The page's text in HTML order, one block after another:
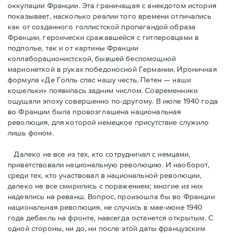
оккупации Франции. Эта граничащая с анекдотом история
показывает, насколько реалии того времени отличались
как от созданного голлистской пропагандой образа
Франции, героически сражавшейся с гитлеровцами в
подполье, так и от картины Франции
коллаборационистской, бывшей беспомощной
марионеткой в руках победоносной Германии. Ироничная
формула «Де Голль спас нашу честь, Петен — наши
кошельки» появилась задним числом. Современники
ощущали эпоху совершенно по-другому. В июле 1940 года
во Франции была провозглашена национальная
революция, для которой немецкое присутствие служило
лишь фоном.
Далеко не все из тех, кто сотрудничал с немцами,
приветствовали национальную революцию. И наоборот,
среди тех, кто участвовал в национальной революции,
далеко не все смирились с поражением; многие из них
надеялись на реванш. Вопрос, произошла бы во Франции
национальная революция, не случись в мае-июне 1940
года дебакль на фронте, навсегда останется открытым. С
одной стороны, ни до, ни после этой даты французским